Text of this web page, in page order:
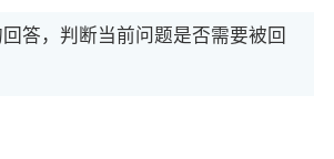
答，判断当前问题是否需要被回